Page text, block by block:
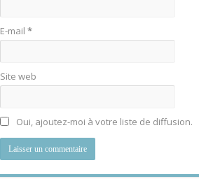
E-mail *
Site web
Oui, ajoutez-moi à votre liste de diffusion.